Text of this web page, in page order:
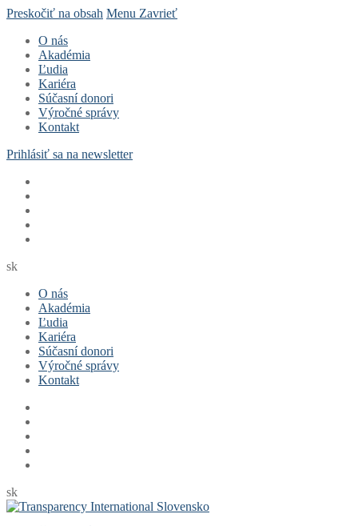
Preskočiť na obsah Menu Zavrieť
O nás
Akadémia
Ľudia
Kariéra
Súčasní donori
Výročné správy
Kontakt
Prihlásiť sa na newsletter
sk
O nás
Akadémia
Ľudia
Kariéra
Súčasní donori
Výročné správy
Kontakt
sk